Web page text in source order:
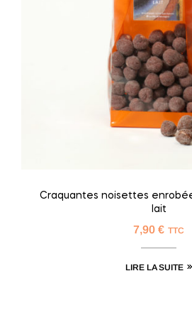
Craquantes noisettes
lait
7,90 € TTC
LIRE LA SUITE